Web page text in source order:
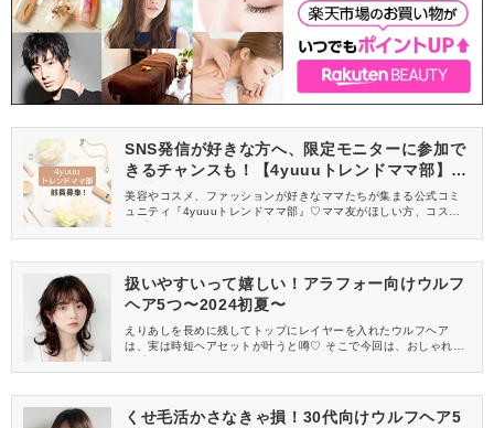
SNS発信が好きな方へ、限定モニターに参加で
きるチャンスも！【4yuuuトレンドママ部】部
員募集中
美容やコスメ、ファッションが好きなママたちが集まる公式コミ
ュニティ『4yuuuトレンドママ部』♡ママ友がほしい方、コスメサ
信してくれる方を募集しています！
扱いやすいって嬉しい！アラフォー向けウルフ
ヘア5つ〜2024初夏〜
えりあしを長めに残してトップにレイヤーを入れたウルフヘア
は、実は時短ヘアセットが叶うと噂♡ そこで今回は、おしゃれが
アを5つご紹介します。
くせ毛活かさなきゃ損！30代向けウルフヘア5